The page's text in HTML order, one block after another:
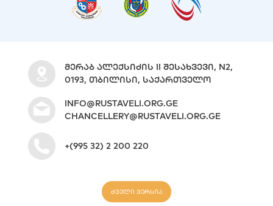
ᲛᲔᲠᲐᲑ ᲐᲚᲔᲥᲡᲘᲫᲘᲡ II ᲨᲔᲡᲐᲮᲕᲔᲕᲘ, N2,
0193, ᲗᲑᲘᲚᲘᲡᲘ, ᲡᲐᲥᲐᲠᲗᲕᲔᲚᲝ
INFO@RUSTAVELI.ORG.GE
CHANCELLERY@RUSTAVELI.ORG.GE
+(995 32) 2 200 220
ძველი ვერსია